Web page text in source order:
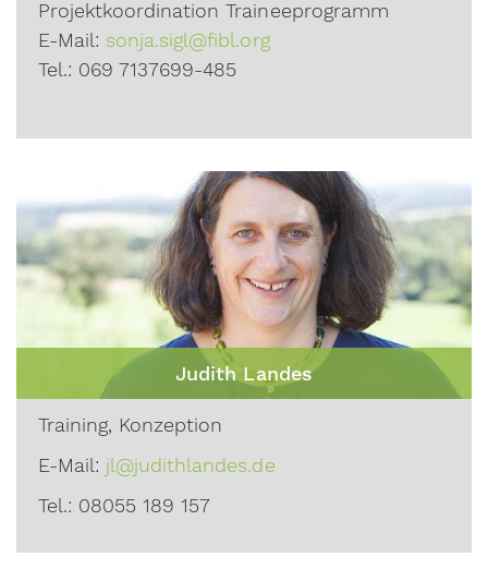
Projektkoordination Traineeprogramm
E-Mail: sonja.sigl@fibl.org
Tel.: 069 7137699-485
Judith Landes
Training, Konzeption
E-Mail: jl@judithlandes.de
Tel.: 08055 189 157